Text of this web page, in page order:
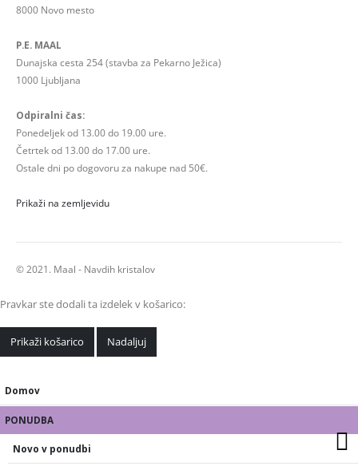
8000 Novo mesto
P.E. MAAL
Dunajska cesta 254 (stavba za Pekarno Ježica)
1000 Ljubljana
Odpiralni čas:
Ponedeljek od 13.00 do 19.00 ure.
Četrtek od 13.00 do 17.00 ure.
Ostale dni po dogovoru za nakupe nad 50€.
Prikaži na zemljevidu
© 2021. Maal - Navdih kristalov
Pravkar ste dodali ta izdelek v košarico:
Prikaži košarico Nadaljuj
Domov
PONUDBA
Novo v ponudbi